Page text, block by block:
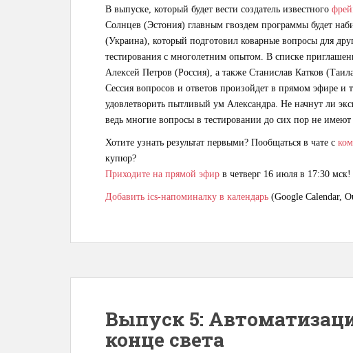
В выпуске, который будет вести создатель известного
Солнцев (Эстония) главным гвоздем программы будет
(Украина), который подготовил коварные вопросы для
тестирования с многолетним опытом. В списке
Алексей Петров (Россия), а также Станислав Катков
Сессия вопросов и ответов произойдет в прямом эфире и
удовлетворить пытливый ум Александра. Не начнут ли
ведь многие вопросы в тестировании до сих пор не имеют
Хотите узнать результат первыми? Пообщаться в чате с
купюр?
Приходите на прямой эфир в четверг 16 июля в 17:30 мск!
Добавить ics-напоминалку в календарь (Google Calendar,
Выпуск 5:
конце света